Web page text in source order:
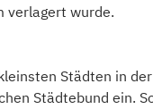
verlagert wurde.
Städten in
Städtebund ein.